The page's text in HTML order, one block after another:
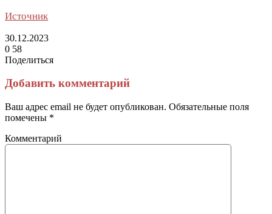
Источник
30.12.2023
0 58
Поделиться
через
электронную
почту
Добавить комментарий
Ваш адрес email не будет опубликован. Обязательные поля
помечены *
Комментарий